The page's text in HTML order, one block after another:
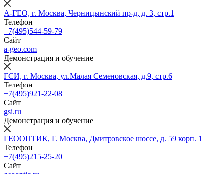
А-ГЕО, г. Москва, Черницынский пр-д, д. 3, стр.1
Телефон
+7(495)544-59-79
Сайт
a-geo.com
Демонстрация и обучение
ГСИ, г. Москва, ул.Малая Семеновская, д.9, стр.6
Телефон
+7(495)921-22-08
Сайт
gsi.ru
Демонстрация и обучение
ГЕООПТИК, Г. Москва, Дмитровское шоссе, д. 59 корп. 1
Телефон
+7(495)215-25-20
Сайт